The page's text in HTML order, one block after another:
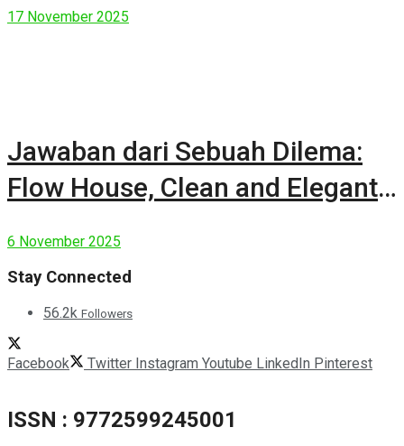
17 November 2025
Jawaban dari Sebuah Dilema:
Flow House, Clean and Elegant
6 November 2025
Stay Connected
56.2k Followers
Facebook Twitter Instagram Youtube LinkedIn Pinterest
ISSN : 9772599245001